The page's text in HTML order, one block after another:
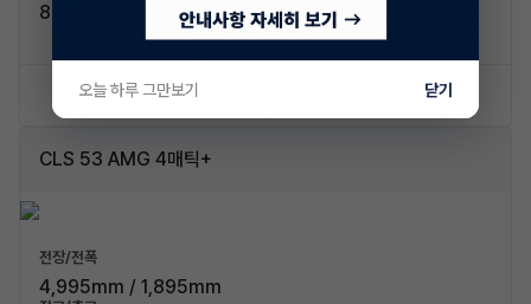
87,500,000원
신차 문의하기
CLS 53 AMG 4매틱+
전장/전폭
4,995mm / 1,895mm
오늘 하루 그만보기 닫기